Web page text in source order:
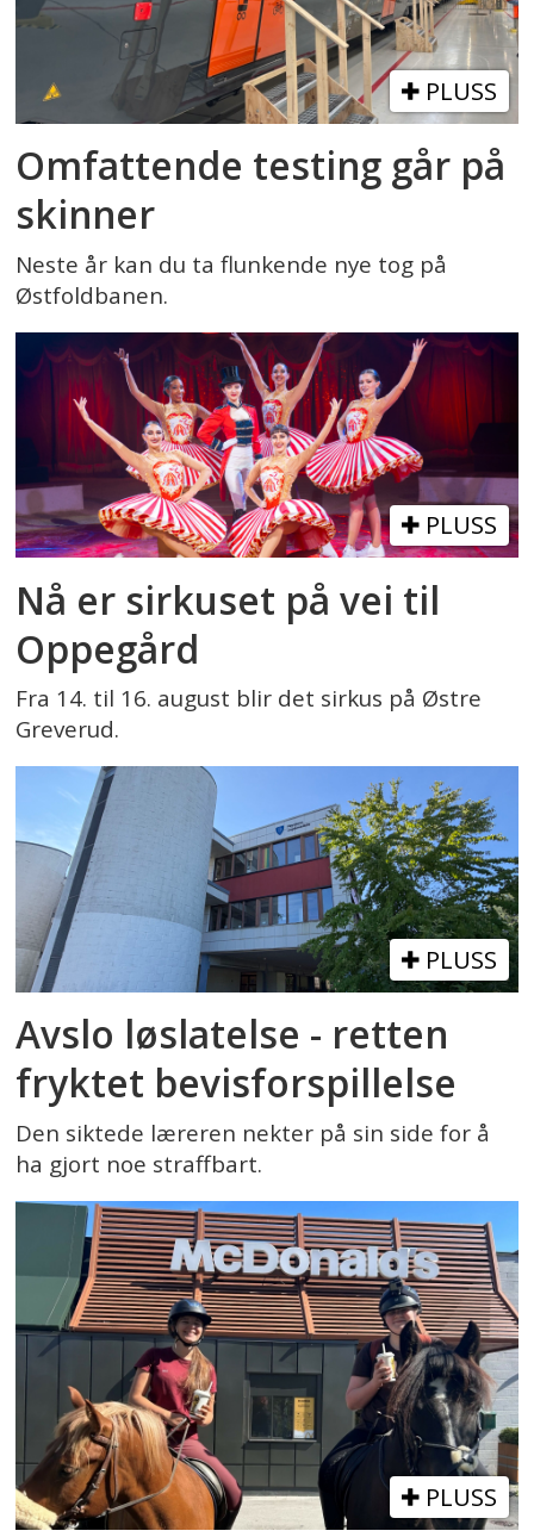
PLUSS
Omfattende testing går på
skinner
Neste år kan du ta flunkende nye tog på
Østfoldbanen.
PLUSS
Nå er sirkuset på vei til
Oppegård
Fra 14. til 16. august blir det sirkus på Østre
Greverud.
PLUSS
Avslo løslatelse - retten
fryktet bevisforspillelse
Den siktede læreren nekter på sin side for å
ha gjort noe straffbart.
PLUSS